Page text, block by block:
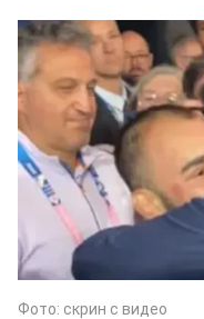
Фото: скрин с видео